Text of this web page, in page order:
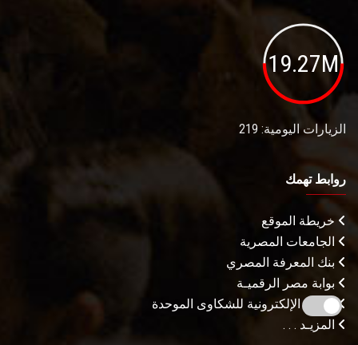
19.27M
الزيارات اليومية: 219
روابط تهمك
خريطة الموقع
الجامعات المصرية
بنك المعرفة المصري
بوابة مصر الرقميـة
البوابة الإلكترونية للشكاوى الموحدة
المزيـد . . .